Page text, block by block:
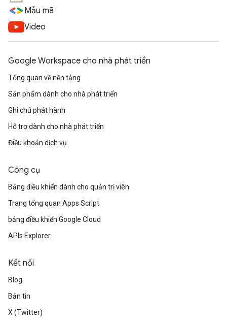
Mẫu mã
Video
Google Workspace cho nhà phát triển
Tổng quan về nền tảng
Sản phẩm dành cho nhà phát triển
Ghi chú phát hành
Hỗ trợ dành cho nhà phát triển
Điều khoản dịch vụ
Công cụ
Bảng điều khiển dành cho quản trị viên
Trang tổng quan Apps Script
bảng điều khiển Google Cloud
APIs Explorer
Kết nối
Blog
Bản tin
X (Twitter)